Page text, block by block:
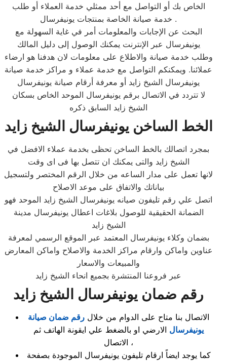
الخاص بك أو التواصل مع أحد ممثلي خدمة العملاء أو طلب
خدمة صيانة الخاصة بمنتجات يونيفرسال .
البحث عن الإجابات والمعلومات أمر في غاية السهولة مع
يونيفرسال عبر الإنترنت يمكنك الوصول إلى دليل المالك
وطلب خدمة صيانة والاطلاع على معلومات لان هدفنا هو ارضاء
عملائنا. ويمكنكم التواصل مع خدمة عملاء و مراكز خدمة صيانة
يونيفرسال الشيخ زايد أو معرفة أرقام صيانة يونيفرسال
لا تتردد في الاتصال برقم يونيفرسال الموحد الخاص بسكان
الشيخ زايد السابق ذكره
الخط الساخن يونيفرسال الشيخ زايد
بمجرد اتصالك بالخط الساخن تحظى بخدمة عملاء الافضل في
الشيخ زايد والتى يمكنك ان تتصل بها فى اى وقت
لانها تعمل على مدار الساعه من خلال الرقم المختصر ولتسجيل
بياناتك والاتفاق على موعد الاصلاح
اتصل علي رقم تليفون صيانه يونيفرسال الشيخ زايد الموحد فهو
الضمانة الحقيقية للوصول بلاغات اعطال يونيفرسال مدينة
الشيخ زايد
بضمان وكلاء يونيفرسال المعتمد عبر الموقع الرسمي لمعرفة
عناوين واماكن وارقام مراكز الخدمة والاصلاح واماكن المعارض
والمبيعات والاسعار
عبر فروعنا المنتشرة بجميع انحاء الشيخ زايد
رقم ضمان يونيفرسال الشيخ زايد
الاتصال بنا متاح على الدوام من خلال رقم ضمان صيانة
يونيفرسال الارضي او بالضغط علي ايقونة الهاتف ثم
الاتصال ،
كما يوجد ايضاً ارقام تليفون يونيفرسال الموجودة بصفحة